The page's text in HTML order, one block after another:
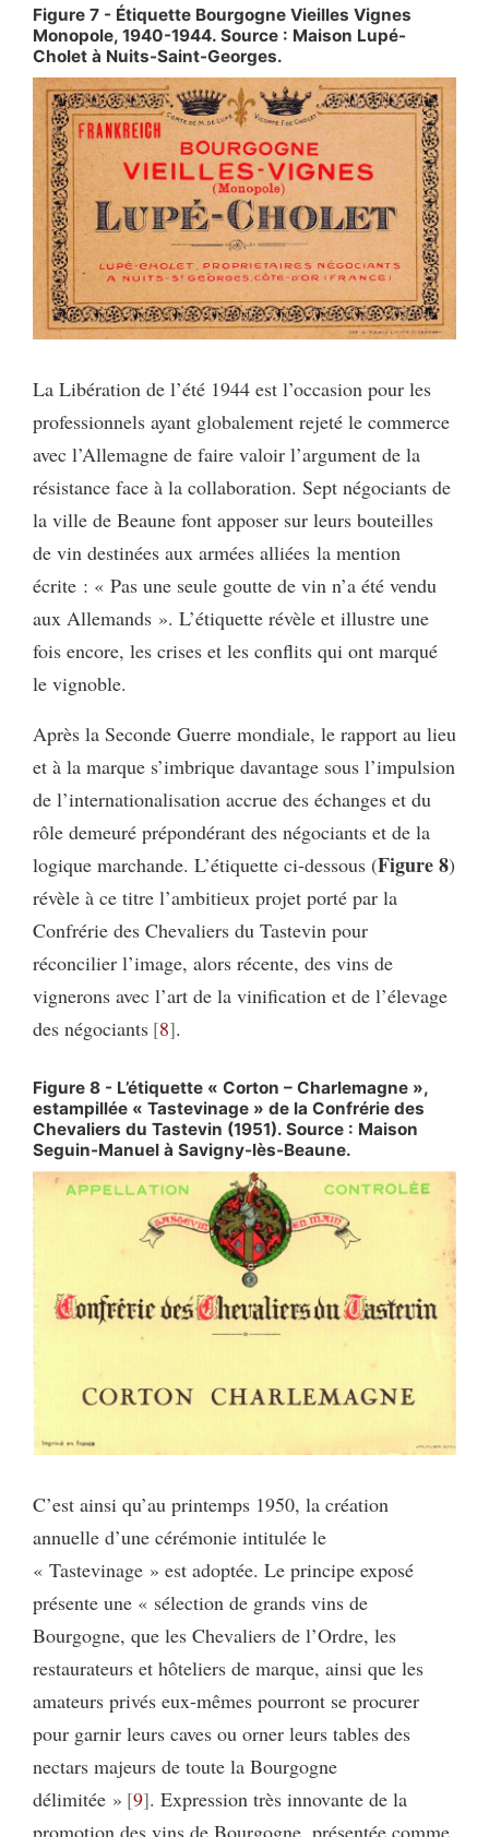
Figure 7 - Étiquette Bourgogne Vieilles Vignes
Monopole, 1940-1944. Source : Maison Lupé-
Cholet à Nuits-Saint-Georges.
La Libération de l’été 1944 est l’occasion pour les
professionnels ayant globalement rejeté le commerce
avec l’Allemagne de faire valoir l’argument de la
résistance face à la collaboration. Sept négociants de
la ville de Beaune font apposer sur leurs bouteilles
de vin destinées aux armées alliées la mention
écrite : « Pas une seule goutte de vin n’a été vendu
aux Allemands ». L’étiquette révèle et illustre une
fois encore, les crises et les conflits qui ont marqué
le vignoble.
Après la Seconde Guerre mondiale, le rapport au lieu
et à la marque s’imbrique davantage sous l’impulsion
de l’internationalisation accrue des échanges et du
rôle demeuré prépondérant des négociants et de la
logique marchande. L’étiquette ci-dessous (Figure 8)
révèle à ce titre l’ambitieux projet porté par la
Confrérie des Chevaliers du Tastevin pour
réconcilier l’image, alors récente, des vins de
vignerons avec l’art de la vinification et de l’élevage
des négociants 8 .
Figure 8 - L’étiquette « Corton – Charlemagne »,
estampillée « Tastevinage » de la Confrérie des
Chevaliers du Tastevin (1951). Source : Maison
Seguin-Manuel à Savigny-lès-Beaune.
C’est ainsi qu’au printemps 1950, la création
annuelle d’une cérémonie intitulée le
« Tastevinage » est adoptée. Le principe exposé
présente une « sélection de grands vins de
Bourgogne, que les Chevaliers de l’Ordre, les
restaurateurs et hôteliers de marque, ainsi que les
amateurs privés eux-mêmes pourront se procurer
pour garnir leurs caves ou orner leurs tables des
nectars majeurs de toute la Bourgogne
délimitée » 9 . Expression très innovante de la